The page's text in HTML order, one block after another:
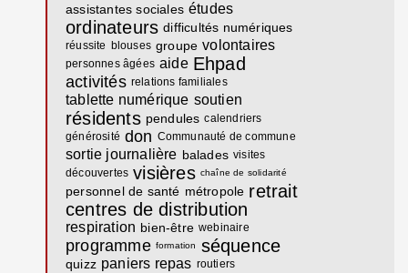
assistantes sociales études
ordinateurs difficultés numériques
réussite blouses groupe volontaires
personnes âgées aide Ehpad
activités relations familiales
tablette numérique soutien
résidents pendules calendriers
générosité don Communauté de commune
sortie journalière balades visites
découvertes visières chaîne de solidarité
personnel de santé métropole retrait
centres de distribution
respiration bien-être webinaire
programme formation séquence
quizz paniers repas routiers